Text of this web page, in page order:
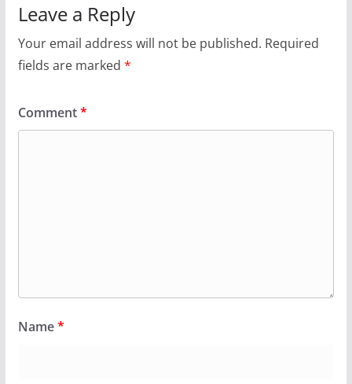
Leave a Reply
Your email address will not be published. Required
fields are marked *
Comment*
Name*